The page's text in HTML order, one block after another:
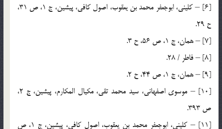
[6] – كلينى، ابوجعفر محمد بن يعقوب، اصول كافى، پيشين، ج 1، ص 31،
ح 29.
[7] – همان، ج 1، ص 56، ح 3.
[8] – فاطر / 28.
[9] – همان، ج 1، ص 44، ح 2.
[10] – موسوى اصفهانى، سيد محمد تقى، مكيال المكارم، پيشين، ج 2،
ص 393.
[11] – كلينى، ابوجعفر محمد بن يعقوب، اصول كافى، پيشين، ج 1، ص